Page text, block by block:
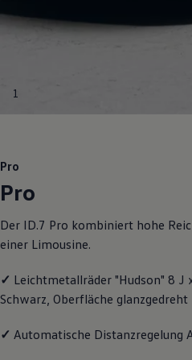
Motorenöl und
Räder und Reifen
Schutz und Pflege
Handy und
Vorgängermodelle
Volkswagen
Digitale
1
Pro
Pro
Der ID.7 Pro kombiniert hohe
einer Limousine.
✓ Leichtmetallräder "Hudson" 8
Schwarz, Oberfläche glanzgedreht
✓ Automatische Distanzregelung